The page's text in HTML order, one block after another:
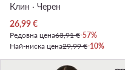
Клин · Черен
Актуална цена
26,99€
Редовна цена63,91 €-57%
Най-ниска цена29,99 €-10%